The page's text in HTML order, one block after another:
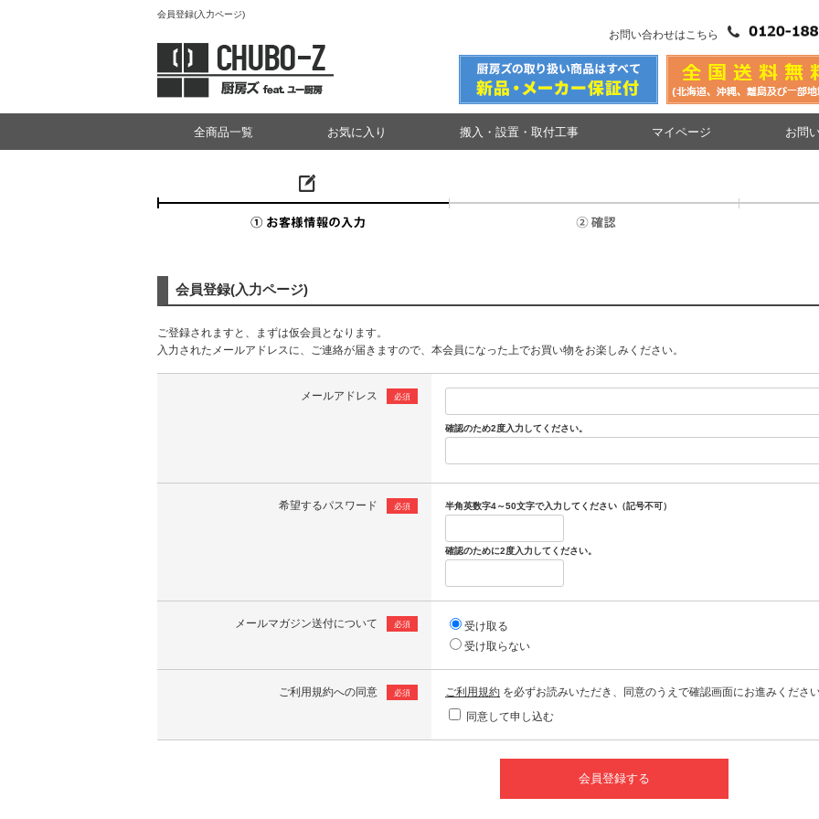
会員登録(入力ページ)
お問い合わせはこちら
全商品一覧 お気に入り 搬入・設置・取付工事 マイページ お問
会員登録(入力ページ)
ご登録されますと、まずは仮会員となります。
入力されたメールアドレスに、ご連絡が届きますので、本会員になった上でお買い物をお楽しみください。
メールアドレス 必須
確認のため2度入力してください。
希望するパスワード 必須 半角英数字4～50文字で入力してください（記号不可）
確認のために2度入力してください。
メールマガジン送付について 必須
受け取る
受け取らない
ご利用規約への同意 必須 ご利用規約 を必ずお読みいただき、同意のうえで確認画面にお進みくださ
同意して申し込む